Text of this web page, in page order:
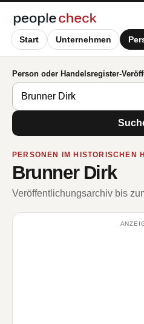
Start Unternehmen
Person oder Handelsregister-
PERSONEN IM HISTORISCHEN
Brunner Dirk
Veröffentlichungsarchiv bis